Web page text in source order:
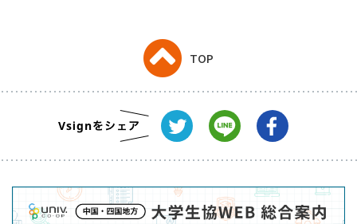
TOP